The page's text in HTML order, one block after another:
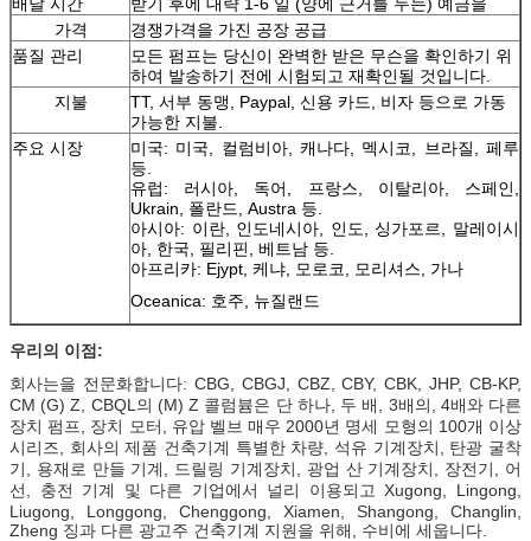
가격
경쟁가격을 가진 공장 공급
품질 관리
모든 펌프는 당신이 완벽한 받은 무슨을 확인하기 위
하여 발송하기 전에 시험되고 재확인될 것입니다.
지불
TT, 서부 동맹, Paypal, 신용 카드, 비자 등으로 가동
가능한 지불.
주요 시장
미국: 미국, 컬럼비아, 캐나다, 멕시코, 브라질, 페루
등.
유럽: 러시아, 독어, 프랑스, 이탈리아, 스페인,
Ukrain, 폴란드, Austra 등.
아시아: 이란, 인도네시아, 인도, 싱가포르, 말레이시
아, 한국, 필리핀, 베트남 등.
아프리카: Ejypt, 케냐, 모로코, 모리셔스, 가나
Oceanica: 호주, 뉴질랜드
우리의 이점:
회사는을 전문화합니다: CBG, CBGJ, CBZ, CBY, CBK, JHP, CB-KP,
CM (G) Z, CBQL의 (M) Z 콜럼븀은 단 하나, 두 배, 3배의, 4배와 다른
장치 펌프, 장치 모터, 유압 벨브 매우 2000년 명세 모형의 100개 이상
시리즈, 회사의 제품 건축기계 특별한 차량, 석유 기계장치, 탄광 굴착
기, 용재로 만들 기계, 드릴링 기계장치, 광업 산 기계장치, 장전기, 어
선, 충전 기계 및 다른 기업에서 널리 이용되고 Xugong, Lingong,
Liugong, Longgong, Chenggong, Xiamen, Shangong, Changlin,
Zheng 징과 다른 광고주 건축기계 지원을 위해, 수비에 세웁니다.